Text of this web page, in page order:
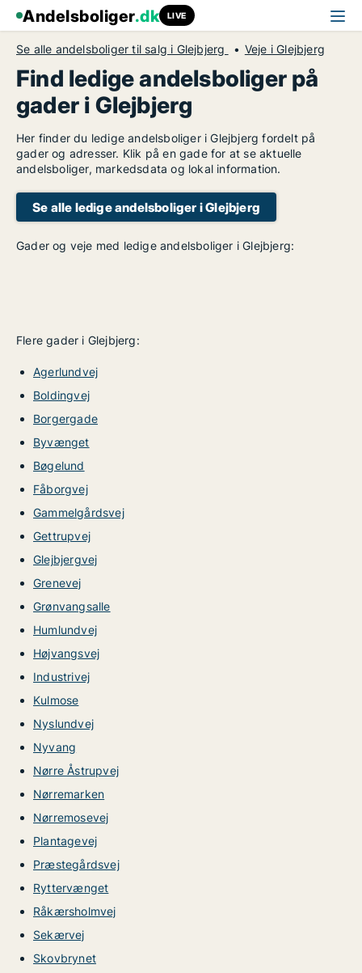
Andelsboliger.dk LIVE
Se alle andelsboliger til salg i Glejbjerg Veje i Glejbjerg
Find ledige andelsboliger på
gader i Glejbjerg
Her finder du ledige andelsboliger i Glejbjerg fordelt på
gader og adresser. Klik på en gade for at se aktuelle
andelsboliger, markedsdata og lokal information.
Se alle ledige andelsboliger i Glejbjerg
Gader og veje med ledige andelsboliger i Glejbjerg:
Flere gader i Glejbjerg:
Agerlundvej
Boldingvej
Borgergade
Byvænget
Bøgelund
Fåborgvej
Gammelgårdsvej
Gettrupvej
Glejbjergvej
Grenevej
Grønvangsalle
Humlundvej
Højvangsvej
Industrivej
Kulmose
Nyslundvej
Nyvang
Nørre Åstrupvej
Nørremarken
Nørremosevej
Plantagevej
Præstegårdsvej
Ryttervænget
Råkærsholmvej
Sekærvej
Skovbrynet